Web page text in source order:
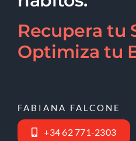
Recupera tu
Optimiza tu
FABIANA FALCONE
+34 62 771-2303